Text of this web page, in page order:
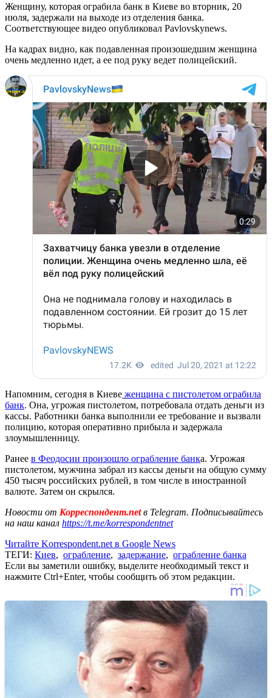
Женщину, которая ограбила банк в Киеве во вторник, 20
июля, задержали на выходе из отделения банка.
Соответствующее видео опубликовал Рavlovskynews.
На кадрах видно, как подавленная произошедшим женщина
очень медленно идет, а ее под руку ведет полицейский.
Напомним, сегодня в Киеве женщина с пистолетом ограбила
банк. Она, угрожая пистолетом, потребовала отдать деньги из
кассы. Работники банка выполнили ее требование и вызвали
полицию, которая оперативно прибыла и задержала
злоумышленницу.
Ранее в Феодосии произошло ограбление банка. Угрожая
пистолетом, мужчина забрал из кассы деньги на общую сумму
450 тысяч российских рублей, в том числе в иностранной
валюте. Затем он скрылся.
Новости от Корреспондент.netв Telegram. Подписывайтесь
на наш канал https://t.me/korrespondentnet
Читайте Korrespondent.net в Google News
ТЕГИ: Киев, ограбление, задержание, ограбление банка
Если вы заметили ошибку, выделите необходимый текст и
нажмите Ctrl+Enter, чтобы сообщить об этом редакции.